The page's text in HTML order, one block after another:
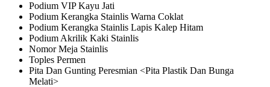
Podium VIP Kayu Jati
Podium Kerangka Stainlis Warna Coklat
Podium Kerangka Stainlis Lapis Kalep Hitam
Podium Akrilik Kaki Stainlis
Nomor Meja Stainlis
Toples Permen
Pita Dan Gunting Peresmian <Pita Plastik Dan Bunga
Melati>